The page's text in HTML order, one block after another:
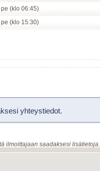
(klo 06:45)
(klo 15:30)
yhteystiedot.
ilmoittajaan saadaksesi lisätietoja.